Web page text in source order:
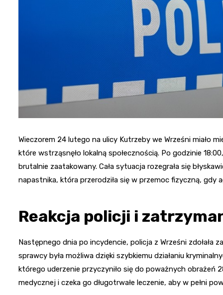
Wieczorem 24 lutego na ulicy Kutrzeby we Wrześni miało
które wstrząsnęło lokalną społecznością. Po godzinie
brutalnie zaatakowany. Cała sytuacja rozegrała się
napastnika, która przerodziła się w przemoc fizyczną, gdy
Reakcja policji i
Następnego dnia po incydencie, policja z Wrześni
sprawcy była możliwa dzięki szybkiemu działaniu
którego uderzenie przyczyniło się do poważnych
medycznej i czeka go długotrwałe leczenie, aby w pełni